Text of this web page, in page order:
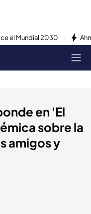
el Mundial 2030
en 'El
sobre la
amigos y